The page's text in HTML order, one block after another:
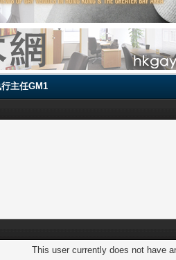
主任GM1
This user currently does not have